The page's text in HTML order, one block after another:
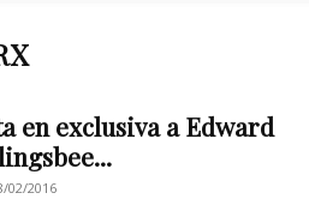
en exclusiva a Edward
02/2016